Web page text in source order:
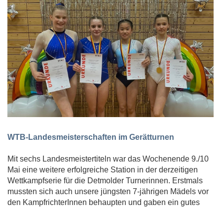
WTB-Landesmeisterschaften im Gerätturnen
Mit sechs Landesmeistertiteln war das Wochenende 9./10
Mai eine weitere erfolgreiche Station in der derzeitigen
Wettkampfserie für die Detmolder Turnerinnen. Erstmals
mussten sich auch unsere jüngsten 7-jährigen Mädels vor
den KampfrichterInnen behaupten und gaben ein gutes